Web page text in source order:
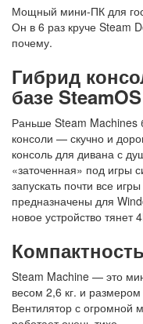
Мощный мини-ПК для
Он в 6 раз круче Steam
почему.
Гибрид
базе SteamOS
Раньше Steam Machines
консоли — скучно и
консоль для дивана с
«заточенная» под игры
запускать почти все
предназначены для
новое устройство тянет
Steam Machine — это
весом 2,6 кг. и
Вентилятор с огромной